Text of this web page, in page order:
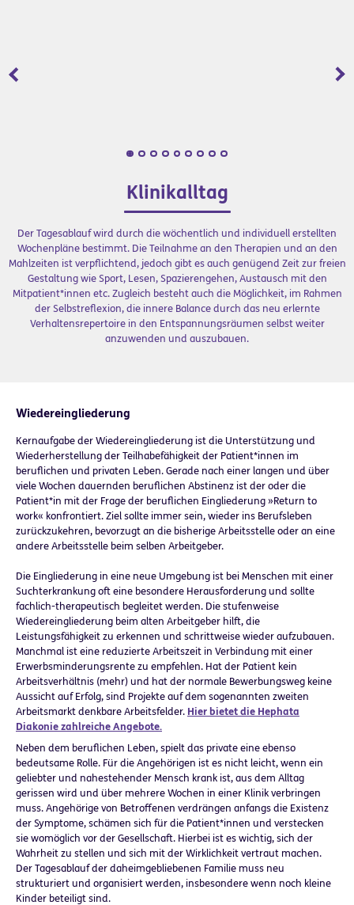
Klinikalltag
Der Tagesablauf wird durch die wöchentlich und individuell erstellten
Wochenpläne bestimmt. Die Teilnahme an den Therapien und an den
Mahlzeiten ist verpflichtend, jedoch gibt es auch genügend Zeit zur freien
Gestaltung wie Sport, Lesen, Spazierengehen, Austausch mit den
Mitpatient*innen etc. Zugleich besteht auch die Möglichkeit, im Rahmen
der Selbstreflexion, die innere Balance durch das neu erlernte
Verhaltensrepertoire in den Entspannungsräumen selbst weiter
anzuwenden und auszubauen.
Zurück
Wiedereingliederung
Kernaufgabe der Wiedereingliederung ist die Unterstützung und
Wiederherstellung der Teilhabefähigkeit der Patient*innen im
beruflichen und privaten Leben. Gerade nach einer langen und über
viele Wochen dauernden beruflichen Abstinenz ist der oder die
Patient*in mit der Frage der beruflichen Eingliederung »Return to
work« konfrontiert. Ziel sollte immer sein, wieder ins Berufsleben
zurückzukehren, bevorzugt an die bisherige Arbeitsstelle oder an eine
andere Arbeitsstelle beim selben Arbeitgeber.
Die Eingliederung in eine neue Umgebung ist bei Menschen mit einer
Suchterkrankung oft eine besondere Herausforderung und sollte
fachlich-therapeutisch begleitet werden. Die stufenweise
Wiedereingliederung beim alten Arbeitgeber hilft, die
Leistungsfähigkeit zu erkennen und schrittweise wieder aufzubauen.
Manchmal ist eine reduzierte Arbeitszeit in Verbindung mit einer
Erwerbsminderungsrente zu empfehlen. Hat der Patient kein
Arbeitsverhältnis (mehr) und hat der normale Bewerbungsweg keine
Aussicht auf Erfolg, sind Projekte auf dem sogenannten zweiten
Arbeitsmarkt denkbare Arbeitsfelder. Hier bietet die Hephata
Diakonie zahlreiche Angebote.
Neben dem beruflichen Leben, spielt das private eine ebenso
bedeutsame Rolle. Für die Angehörigen ist es nicht leicht, wenn ein
geliebter und nahestehender Mensch krank ist, aus dem Alltag
gerissen wird und über mehrere Wochen in einer Klinik verbringen
muss. Angehörige von Betroffenen verdrängen anfangs die Existenz
der Symptome, schämen sich für die Patient*innen und verstecken
sie womöglich vor der Gesellschaft. Hierbei ist es wichtig, sich der
Wahrheit zu stellen und sich mit der Wirklichkeit vertraut machen.
Der Tagesablauf der daheimgebliebenen Familie muss neu
strukturiert und organisiert werden, insbesondere wenn noch kleine
Kinder beteiligt sind.